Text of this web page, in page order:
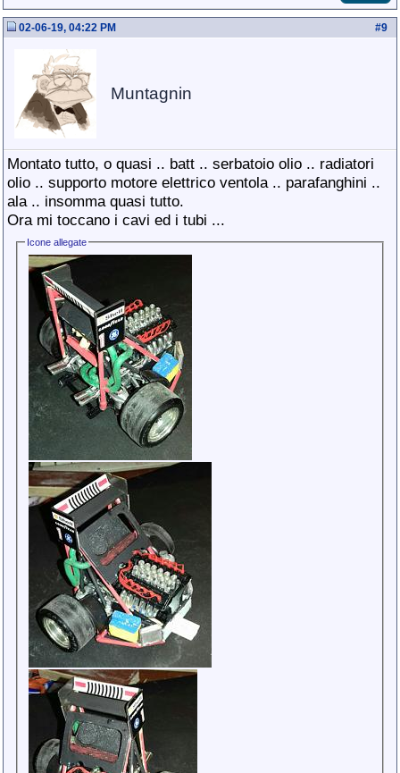
#9
02-06-19, 04:22 PM
Muntagnin
Montato tutto, o quasi .. batt .. serbatoio olio .. radiatori
olio .. supporto motore elettrico ventola .. parafanghini ..
ala .. insomma quasi tutto.
Ora mi toccano i cavi ed i tubi ...
Icone allegate